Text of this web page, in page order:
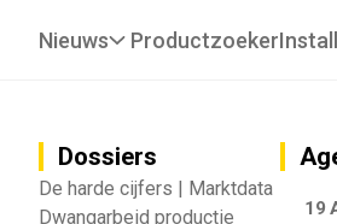
Nieuws Productzoeker
Dossiers
De harde cijfers | Marktdata
Dwangarbeid productie
19